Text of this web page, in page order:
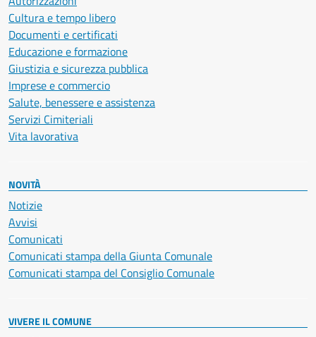
Cultura e tempo libero
Documenti e certificati
Educazione e formazione
Giustizia e sicurezza pubblica
Imprese e commercio
Salute, benessere e assistenza
Servizi Cimiteriali
Vita lavorativa
NOVITÀ
Notizie
Avvisi
Comunicati
Comunicati stampa della Giunta Comunale
Comunicati stampa del Consiglio Comunale
VIVERE IL COMUNE